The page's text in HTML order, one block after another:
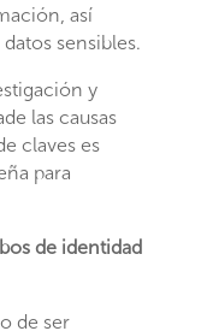
así
sensibles.
y
las causas
claves es
para
de identidad
de ser